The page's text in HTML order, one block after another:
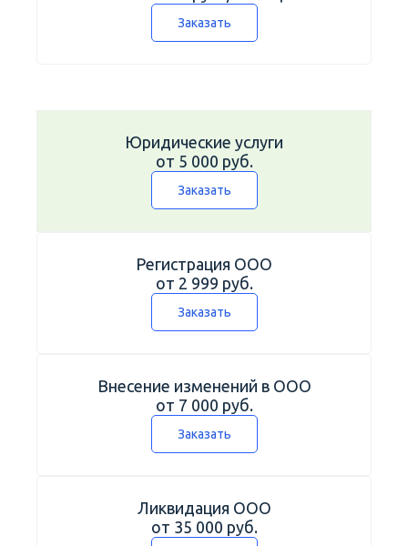
Заказать
Юридические услуги
от 5 000 руб.
Заказать
Регистрация ООО
от 2 999 руб.
Заказать
Внесение изменений в ООО
от 7 000 руб.
Заказать
Ликвидация ООО
от 35 000 руб.